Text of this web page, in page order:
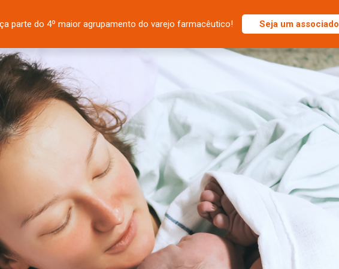
parte do 4º maior agrupamento do varejo farmacêutico! Seja um associado